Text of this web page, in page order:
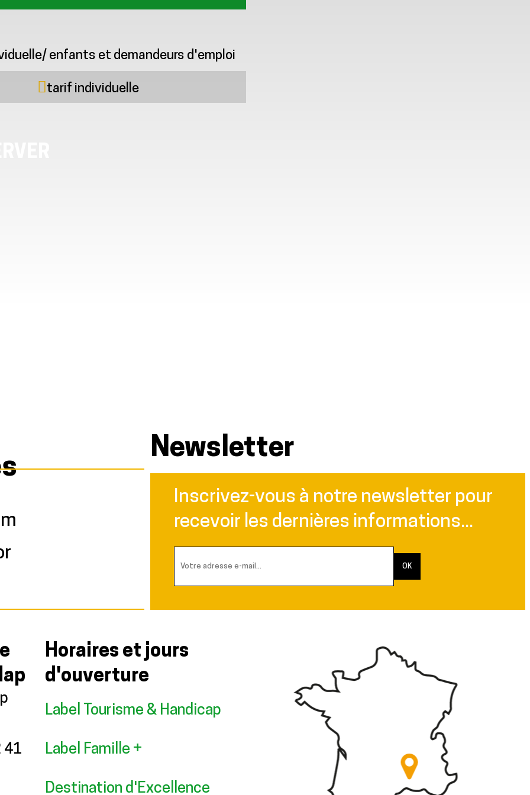
enfants et demandeurs d'emploi
tarif individuelle
Newsletter
Inscrivez-vous à notre newsletter pour
recevoir les dernières informations...
41
Horaires et jours
d'ouverture
Label Tourisme & Handicap
Label Famille +
Destination d'Excellence